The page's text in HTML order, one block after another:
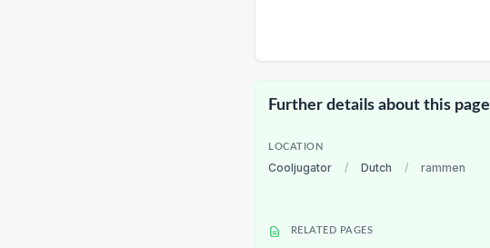
Further details about this page
LOCATION
Cooljugator / Dutch / rammen
RELATED PAGES